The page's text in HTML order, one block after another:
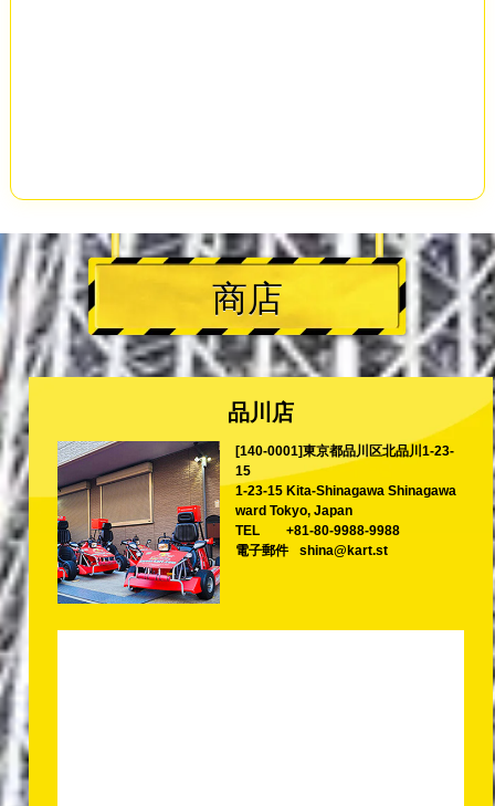
商店
品川店
[140-0001]東京都品川区北品川1-23-
15
1-23-15 Kita-Shinagawa Shinagawa
ward Tokyo, Japan
TEL
+81-80-9988-9988
電子郵件
shina@kart.st